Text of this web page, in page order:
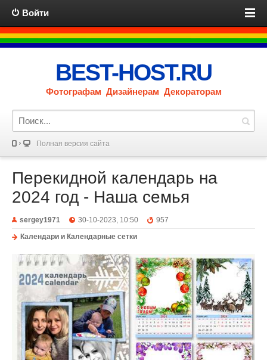
Войти
BEST-HOST.RU
Фотографам Дизайнерам Декораторам
Полная версия сайта
Перекидной календарь на
2024 год - Наша семья
sergey1971 30-10-2023, 10:50
957
Календари и Календарные сетки